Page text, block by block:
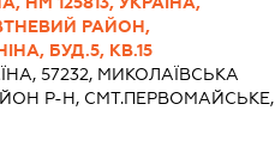
РАЙОН,
БУД.5, КВ.15
57232, МИКОЛАЇВСЬКА
Р-Н, СМТ.ПЕРВОМАЙСЬКЕ,